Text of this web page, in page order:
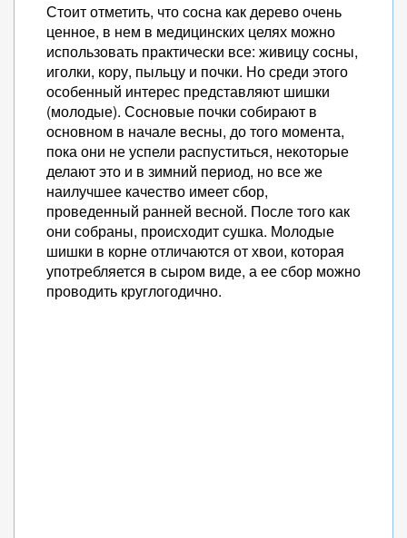
Стоит отметить, что сосна как дерево очень
ценное, в нем в медицинских целях можно
использовать практически все: живицу сосны,
иголки, кору, пыльцу и почки. Но среди этого
особенный интерес представляют шишки
(молодые). Сосновые почки собирают в
основном в начале весны, до того момента,
пока они не успели распуститься, некоторые
делают это и в зимний период, но все же
наилучшее качество имеет сбор,
проведенный ранней весной. После того как
они собраны, происходит сушка. Молодые
шишки в корне отличаются от хвои, которая
употребляется в сыром виде, а ее сбор можно
проводить круглогодично.